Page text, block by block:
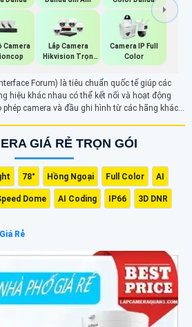
Camera
Lắp Camera
Hikvision Trọn
Bộ
Camera IP Full
Color
Forum) là tiêu chuẩn quốc tế giúp các
hiệu khác nhau có thể kết nối và hoạt động
phép camera và đầu ghi hình từ các hãng khác
giám sát hiệu quả.
GIÁ RẺ TRỌN GÓI
78° Hồng Ngoại Full Color AI
Dome AI Coding IP66 3D DNR
Rẻ